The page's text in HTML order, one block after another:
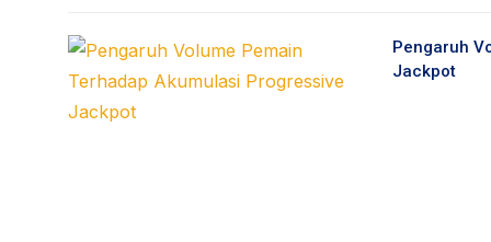
Pengaruh
Jackpot